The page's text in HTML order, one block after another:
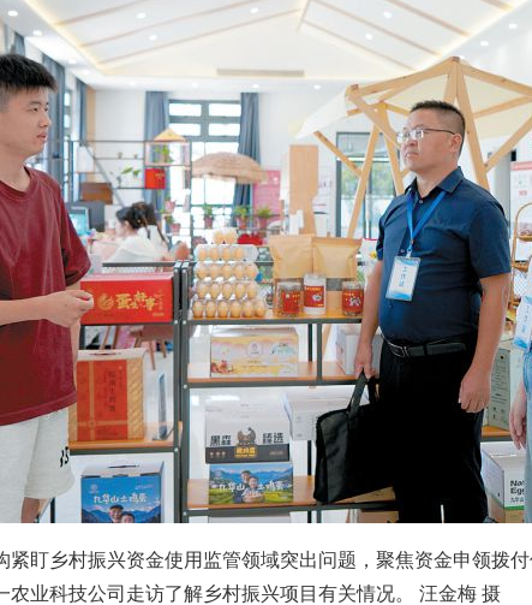
乡村振兴资金使用监管领域突出问题，聚焦资金申领拨付
农业科技公司走访了解乡村振兴项目有关情况。 汪金梅 摄